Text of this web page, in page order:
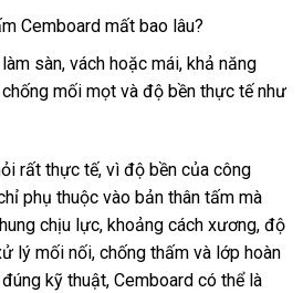
Cemboard mất bao lâu?
sàn, vách hoặc mái, khả năng
mối mọt và độ bền thực tế như
rất thực tế, vì độ bền của công
phụ thuộc vào bản thân tấm mà
chịu lực, khoảng cách xương, độ
lý mối nối, chống thấm và lớp hoàn
kỹ thuật, Cemboard có thể là